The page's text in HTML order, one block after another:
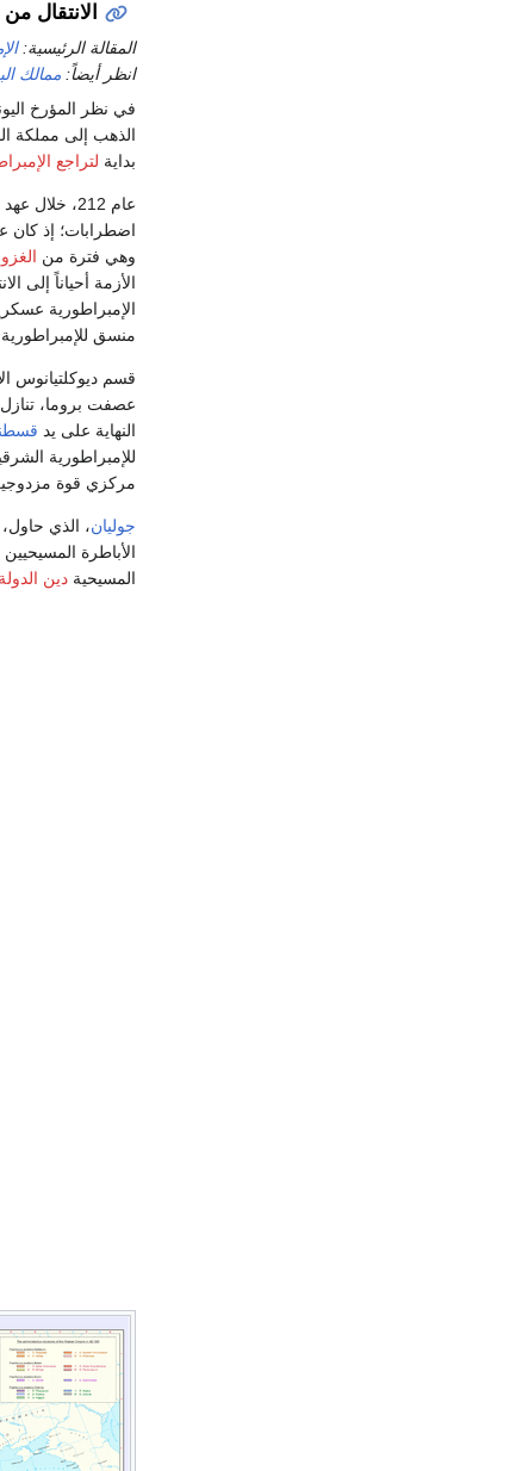
الانتقال
المقالة الرئيسية:
انظر أيضاً: ممالك
في نظر المؤرخ
الذهب إلى مملكة
بداية لتراجع
عام 212، خلال عهد
اضطرابات؛ إذ كان
وهي فترة من
الأزمة أحياناً إلى
الإمبراطورية
منسق للإمبراطورية
قسم ديوكلتيانوس
عصفت بروما،
النهاية على يد
للإمبراطورية
مركزي قوة
جوليان، الذي
الأباطرة
المسيحية دين الدولة